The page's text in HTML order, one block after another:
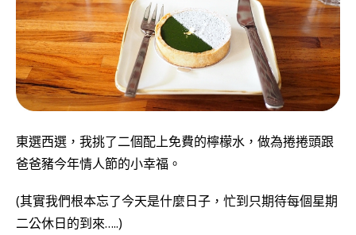
東選西選，我挑了二個配上免費的檸檬水，做為捲捲頭跟
爸爸豬今年情人節的小幸福。
(其實我們根本忘了今天是什麼日子，忙到只期待每個星期
二公休日的到來…..)